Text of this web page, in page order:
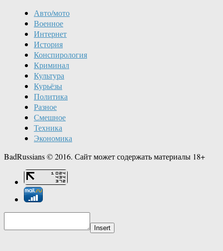
Авто/мото
Военное
Интернет
История
Конспирология
Криминал
Культура
Курьёзы
Политика
Разное
Смешное
Техника
Экономика
BadRussians © 2016. Сайт может содержать материалы 18+
Insert